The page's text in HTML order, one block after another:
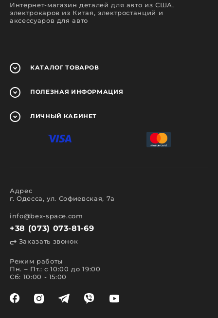
Интернет-магазин деталей для авто из США,
электрокаров из Китая, электростанций и
аксессуаров для авто
КАТАЛОГ ТОВАРОВ
ПОЛЕЗНАЯ ИНФОРМАЦИЯ
ЛИЧНЫЙ КАБИНЕТ
Адрес
г. Одесса, ул. Софиевская, 7а
info@bex-space.com
+38 (073) 073-81-69
Заказать звонок
Режим работы
Пн. – Пт.: с 10:00 до 19:00
Сб: 10:00 - 15:00